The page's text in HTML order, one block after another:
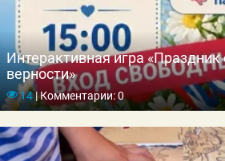
Интерактивная игра
верности»
14|Комментарии: 0